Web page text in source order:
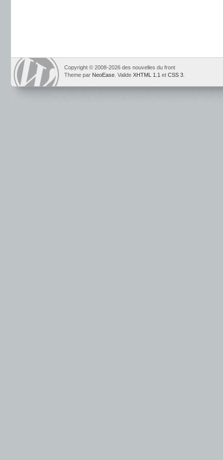
Copyright © 2008-2026 des nouvelles du front
Theme par NeoEase . Valide XHTML 1.1 et CSS 3